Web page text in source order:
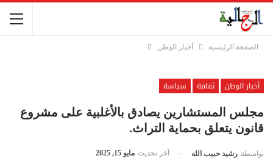
الصفحة الرئيسية أخبار الوطن
أخبار الوطن ثقافة
سياسة
مجلس المستشارين يصادق بالأغلبية على مشروع
قانون يتعلق بحماية التراث.
بواسطة رشيد حبيب الله آخر تحديث مايو 15, 2025